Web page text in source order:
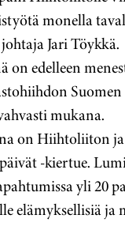
monella
Jari Töykkä.
on edelleen
mukana.
on
-kiertue.
yli 20
elämyksellisiä